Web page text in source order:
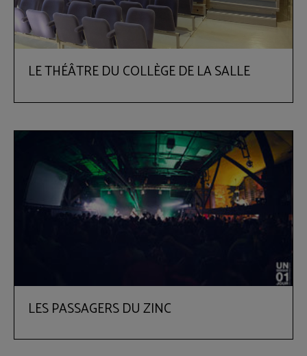
LE THÉÂTRE DU COLLÈGE DE LA SALLE
LES PASSAGERS DU ZINC